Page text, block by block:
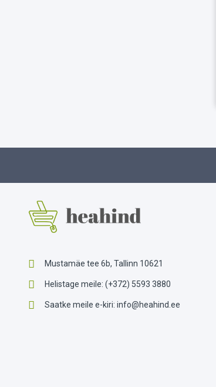
Mustamäe tee 6b, Tallinn 10621
Helistage meile: (+372) 5593 3880
Saatke meile e-kiri: info@heahind.ee